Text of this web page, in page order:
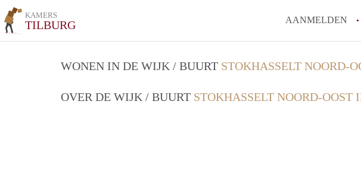
KAMERS
TILBURG AANMELDEN
WONEN IN DE WIJK / BUURT STOKHASSELT NOORD-
OVER DE WIJK / BUURT STOKHASSELT NOORD-OOST